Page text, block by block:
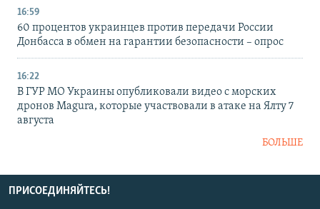
16:59
60 процентов украинцев против передачи России
Донбасса в обмен на гарантии безопасности – опрос
16:22
В ГУР МО Украины опубликовали видео с морских
дронов Magura, которые участвовали в атаке на Ялту 7
августа
БОЛЬШЕ
ПРИСОЕДИНЯЙТЕСЬ!